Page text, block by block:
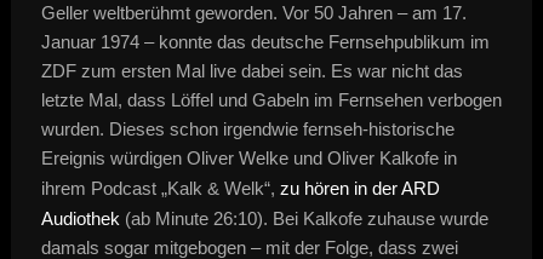
Geller weltberühmt geworden. Vor 50 Jahren – am 17.
Januar 1974 – konnte das deutsche Fernsehpublikum im
ZDF zum ersten Mal live dabei sein. Es war nicht das
letzte Mal, dass Löffel und Gabeln im Fernsehen verbogen
wurden. Dieses schon irgendwie fernseh-historische
Ereignis würdigen Oliver Welke und Oliver Kalkofe in
ihrem Podcast „Kalk & Welk“, zu hören in der ARD
Audiothek (ab Minute 26:10). Bei Kalkofe zuhause wurde
damals sogar mitgebogen – mit der Folge, dass zwei